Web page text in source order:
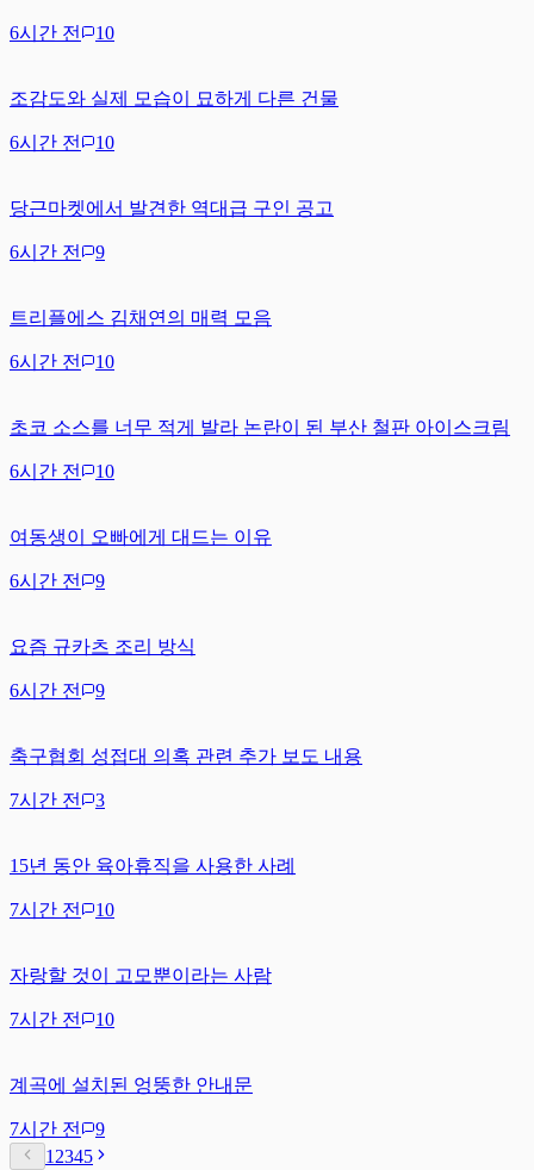
6시간 전 10
조감도와 실제 모습이 묘하게 다른 건물
6시간 전 10
당근마켓에서 발견한 역대급 구인 공고
6시간 전 9
트리플에스 김채연의 매력 모음
6시간 전 10
초코 소스를 너무 적게 발라 논란이 된 부산 철판 아이스크림
6시간 전 10
여동생이 오빠에게 대드는 이유
6시간 전 9
요즘 규카츠 조리 방식
6시간 전 9
축구협회 성접대 의혹 관련 추가 보도 내용
7시간 전 3
15년 동안 육아휴직을 사용한 사례
7시간 전 10
자랑할 것이 고모뿐이라는 사람
7시간 전 10
계곡에 설치된 엉뚱한 안내문
7시간 전
9
1 2345